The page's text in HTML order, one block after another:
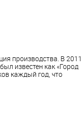
производства. В 2011
известен как «Город
каждый год, что